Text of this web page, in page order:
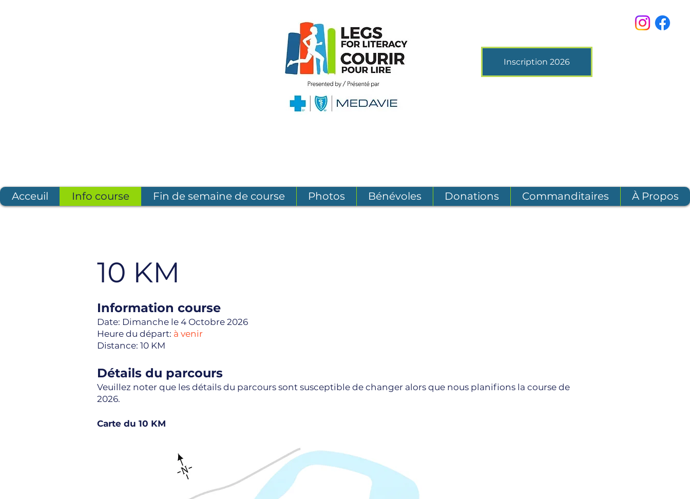
Inscription 2026
Acceuil Info course Fin de semaine de course Photos Bénévoles Donations Commanditaires À Propos
10 KM
Information course
Date: Dimanche le 4 Octobre 2026
Heure du départ: à venir
Distance: 10 KM
Détails du parcours
Veuillez noter que les détails du parcours sont susceptible de changer alors que nous planifions la course de
2026.
Carte du 10 KM